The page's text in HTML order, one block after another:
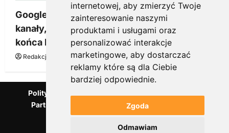
internetowej, aby zmierzyć Twoje
zainteresowanie naszymi
produktami i usługami oraz
personalizować interakcje
marketingowe, aby dostarczać
reklamy które są dla Ciebie
bardziej odpowiednie.
Zgoda
Odmawiam
Google Ads, SEO i analityka – jak połączyć
kanały, żeby reklama pracowała dłużej niż do
końca budżetu
Redakcja KnowMore.pl 20 marca, 2026 0
Polityka Prywatności
Partnerzy Mentora.pl
Słownik marketingowy
Blog o przedsiębiorczości
Agencja marketingowa Scorise